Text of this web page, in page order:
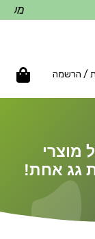
/ הרשמה
מוצרי
גג אחת!